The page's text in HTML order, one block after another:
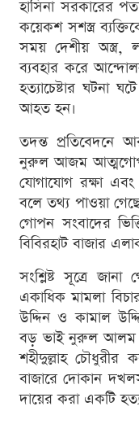
হাসিনা সরকারের
কয়েকশ সশস্ত্র
সময় দেশীয় অস্ত্র,
ব্যবহার করে
হত্যাচেষ্টার ঘটনা
আহত হন।
তদন্ত প্রতিবেদনে
নুরুল আজম
যোগাযোগ রক্ষা
বলে তথ্য পাওয়া
গোপন সংবাদের
বিবিরহাট বাজার
সংশ্লিষ্ট সূত্রে
একাধিক মামলা
উদ্দিন ও কামাল
বড় ভাই নুরুল আলম
শহীদুল্লাহ চৌধুরীর
বাজারে দোকান
দায়ের করা একটি